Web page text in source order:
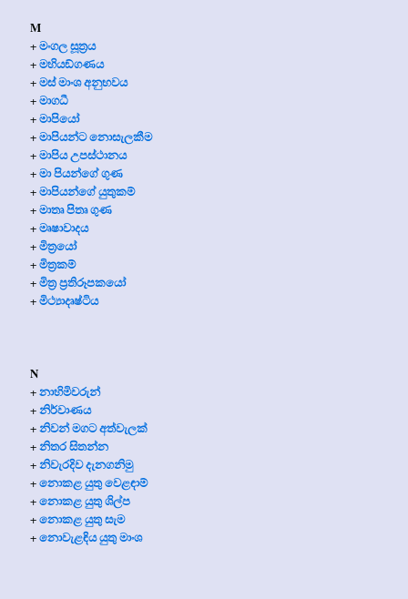
M
+මංගල සූත්‍රය
+මහියඞ්ගණය
+මස් මාංශ අනුභවය
+මාගධී
+මාපියෝ
+මාපියන්ට නොසැලකීම
+මාපිය උපස්ථානය
+මා පියන්ගේ ගුණ
+මාපියන්ගේ යුතුකම්
+මාතෘ පිතෘ ගුණ
+මෘෂාවාදය
+මිත්‍රයෝ
+මිත්‍ර‍කම්
+මිත්‍ර‍ ප්‍ර‍තිරූපකයෝ
+මිථ්‍යාදෘෂ්ටිය
N
+නාහිමිවරුන්
+නිර්වාණය
+නිවන් මගට අත්වැලක්
+නිතර සිතන්න
+නිවැරදිව දැනගනිමු
+නොකළ යුතු වෙළඳාම්
+නොකළ යුතු ශිල්ප
+නොකළ යුතු සැම
+නොවැළඳිය යුතු මාංශ